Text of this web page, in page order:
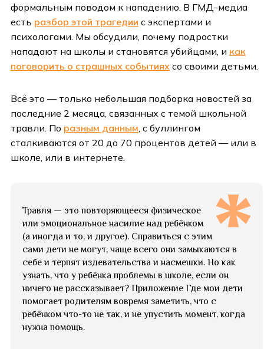
формальным поводом к нападению. В ГМД-медиа
есть разбор этой трагедии с экспертами и
психологами. Мы обсудили, почему подростки
нападают на школы и становятся убийцами, и как
поговорить о страшных событиях со своими детьми.
Всё это — только небольшая подборка новостей за
последние 2 месяца, связанных с темой школьной
травли. По разным данным , с буллингом
сталкиваются от 20 до 70 процентов детей — или в
школе, или в интернете.
Травля — это повторяющееся физическое
или эмоциональное насилие над ребёнком
(а иногда и то, и другое). Справиться с этим
сами дети не могут, чаще всего они замыкаются в
себе и терпят издевательства и насмешки. Но как
узнать, что у ребёнка проблемы в школе, если он
ничего не рассказывает? Приложение Где мои дети
помогает родителям вовремя заметить, что с
ребёнком что-то не так, и не упустить момент, когда
нужна помощь.